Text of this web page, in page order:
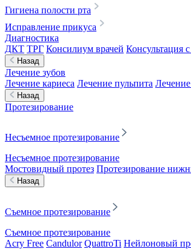
Гигиена полости рта
Исправление прикуса
Диагностика
ДКТ ТРГ Консилиум врачей Консультация
Назад
Лечение зубов
Лечение кариеса Лечение пульпита
Назад
Протезирование
Несъемное протезирование
Несъемное протезирование
Мостовидный протез Протезирование
Назад
Съемное протезирование
Съемное протезирование
Acry Free Candulor QuattroTi Нейлоновый